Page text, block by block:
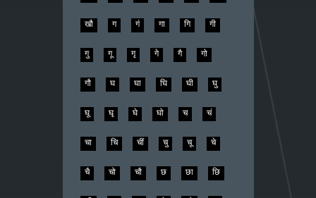
खौ ग गं गा गि गी
गु गू गृ गे गै गो
गौ घ घा घि घी घु
घू घृ घे घो च चं
चा चि चीं चु चू चे
चै चो चौ छ छा छि